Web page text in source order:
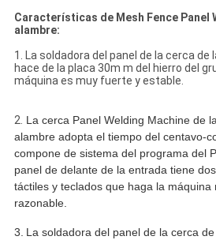
Características de Mesh Fence Panel
alambre:
1. La soldadora del panel de la cerca de
hace de la placa 30m m del hierro del
máquina es muy fuerte y estable.
2. La cerca Panel Welding Machine de
alambre adopta el tiempo del centavo-
compone de sistema del programa del
panel de delante de la entrada tiene
táctiles y teclados que haga la máquina
razonable.
3. La soldadora del panel de la cerca